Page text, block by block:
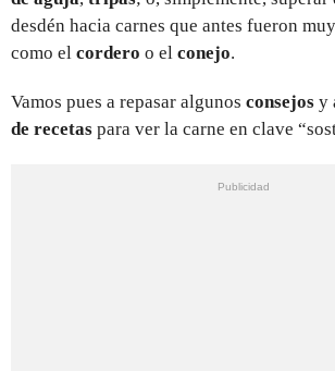
desdén hacia carnes que antes fueron
como el cordero o el conejo.
Vamos pues a repasar algunos consejos y
de recetas para ver la carne en clave